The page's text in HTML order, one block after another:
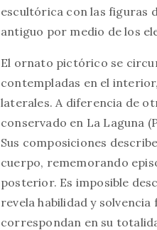
escultórica con las figuras
antiguo por medio de los
El ornato pictórico se
contempladas en el
laterales. A diferencia de
conservado en La Laguna
Sus composiciones
cuerpo, rememorando
posterior. Es imposible
revela habilidad y
correspondan en su